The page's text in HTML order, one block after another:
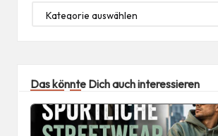
Das könnte Dich auch interessieren